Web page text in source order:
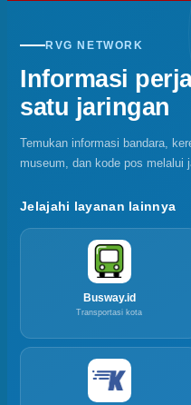
RVG NETWORK
Informasi
satu jaringan
Temukan informasi bandara,
museum, dan kode pos melalui
Jelajahi layanan lainnya
Busway.id
Transportasi kota